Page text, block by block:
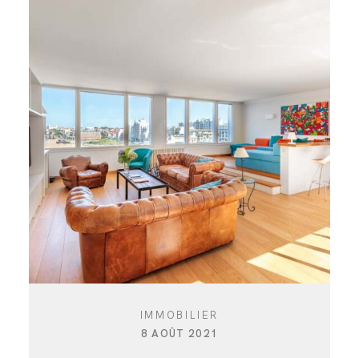
IMMOBILIER
8 AOÛT 2021